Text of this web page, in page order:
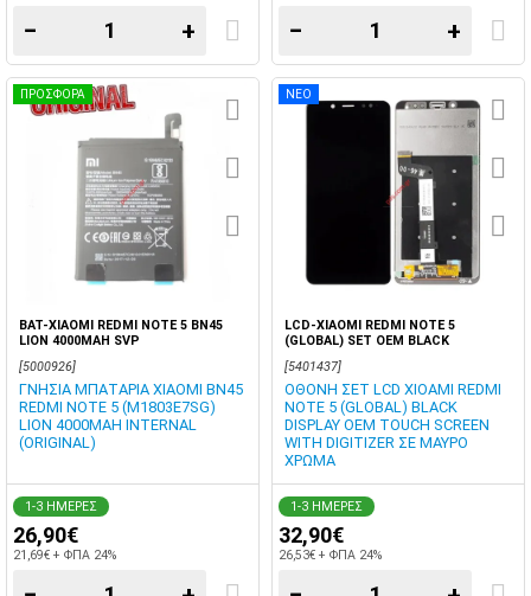
− + − +
ΠΡΟΣΦΟΡΑ
BAT-XIAOMI REDMI NOTE 5 BN45
LION 4000MAH SVP
[5000926]
ΓΝΗΣΙΑ ΜΠΑΤΑΡΙΑ XIAOMI BN45
REDMI NOTE 5 (M1803E7SG)
LION 4000MAH INTERNAL
(ORIGINAL)
1-3 ΗΜΕΡΕΣ
26,90€
21,69€ + ΦΠΑ 24%
ΝΕΟ
LCD-XIAOMI REDMI NOTE 5
(GLOBAL) SET OEM BLACK
[5401437]
ΟΘΟΝΗ ΣΕΤ LCD XIOAMI REDMI
NOTE 5 (GLOBAL) BLACK
DISPLAY OEM TOUCH SCREEN
WITH DIGITIZER ΣΕ ΜΑΥΡΟ
ΧΡΩΜΑ
1-3 ΗΜΕΡΕΣ
32,90€
26,53€ + ΦΠΑ 24%